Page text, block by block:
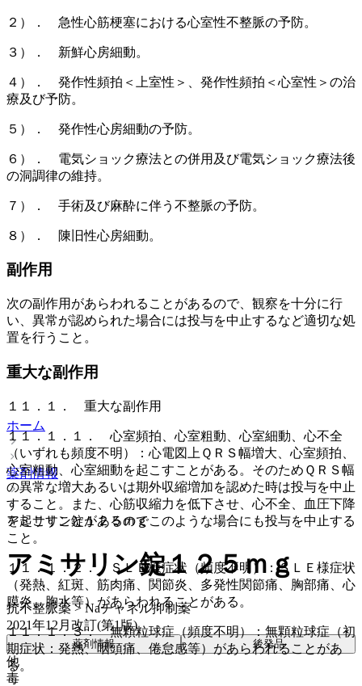
２）． 急性心筋梗塞における心室性不整脈の予防。
３）． 新鮮心房細動。
４）． 発作性頻拍＜上室性＞、発作性頻拍＜心室性＞の治
療及び予防。
５）． 発作性心房細動の予防。
６）． 電気ショック療法との併用及び電気ショック療法後
の洞調律の維持。
７）． 手術及び麻酔に伴う不整脈の予防。
８）． 陳旧性心房細動。
副作用
次の副作用があらわれることがあるので、観察を十分に行
い、異常が認められた場合には投与を中止するなど適切な処
置を行うこと。
重大な副作用
１１．１． 重大な副作用
１１．１．１． 心室頻拍、心室粗動、心室細動、心不全
（いずれも頻度不明）：心電図上ＱＲＳ幅増大、心室頻拍、
心室粗動、心室細動を起こすことがある。そのためＱＲＳ幅
の異常な増大あるいは期外収縮増加を認めた時は投与を中止
すること。また、心筋収縮力を低下させ、心不全、血圧下降
を起こすことがあるのでこのような場合にも投与を中止する
こと。
１１．１．２． ＳＬＥ様症状（頻度不明）：ＳＬＥ様症状
（発熱、紅斑、筋肉痛、関節炎、多発性関節痛、胸部痛、心
膜炎、胸水等）があらわれることがある。
１１．１．３． 無顆粒球症（頻度不明）：無顆粒球症（初
期症状：発熱、咽頭痛、倦怠感等）があらわれることがあ
る。
ホーム
薬剤情報
アミサリン錠１２５ｍｇ
アミサリン錠１２５ｍｇ
抗不整脈薬 > Naチャネル抑制薬
2021年12月改訂(第1版)
薬剤情報 後発品
他
毒